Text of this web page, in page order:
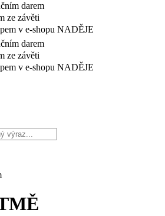
darem
ze závěti
v e-shopu NADĚJE
darem
ze závěti
v e-shopu NADĚJE